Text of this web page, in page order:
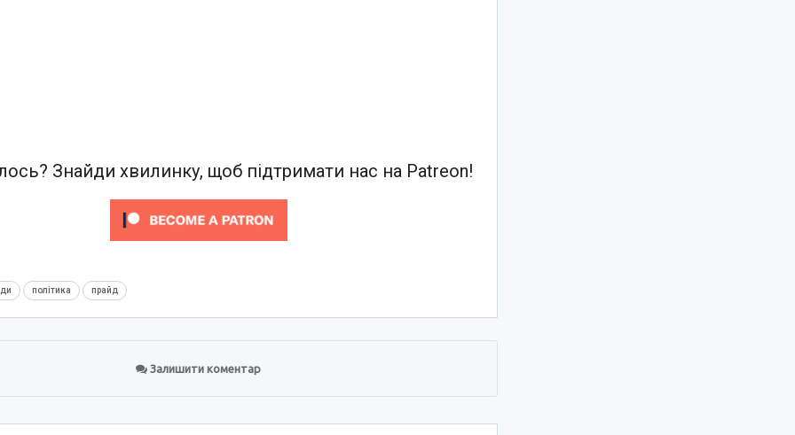
Знайди хвилинку, щоб підтримати нас на Patreon!
політика прайд
Залишити коментар